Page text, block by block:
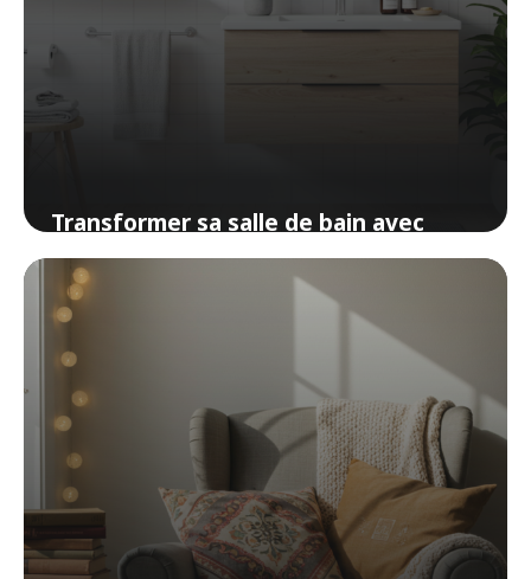
Transformer sa salle de bain avec
moins de 100 euros
5 avril 2026